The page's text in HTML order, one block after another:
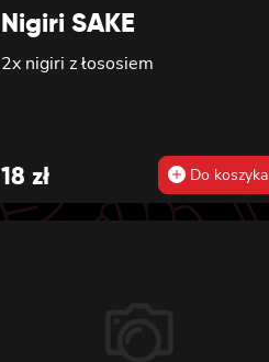
Nigiri SAKE
2x nigiri z łososiem
18 zł Do koszyka